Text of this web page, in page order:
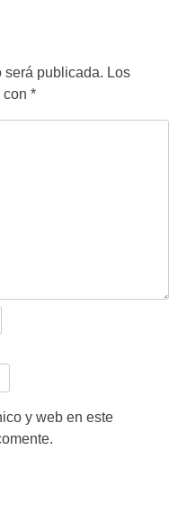
será publicada. Los
con *
y web en este